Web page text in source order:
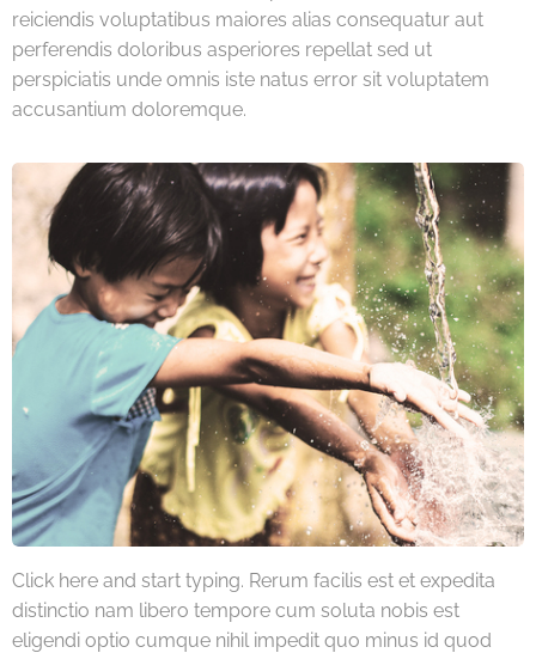
reiciendis voluptatibus maiores alias consequatur aut
perferendis doloribus asperiores repellat sed ut
perspiciatis unde omnis iste natus error sit voluptatem
accusantium doloremque.
Click here and start typing. Rerum facilis est et expedita
distinctio nam libero tempore cum soluta nobis est
eligendi optio cumque nihil impedit quo minus id quod